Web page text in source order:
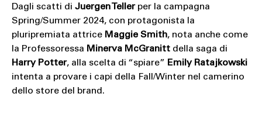
Dagli scatti di Juergen Tellerper la campagna
Spring/Summer 2024, con protagonista la
pluripremiata attrice Maggie Smith, nota anche come
la Professoressa Minerva McGranittdella saga di
Harry Potter, alla scelta di “spiare” Emily Ratajkowski
intenta a provare i capi della Fall/Winter nel camerino
dello store del brand.